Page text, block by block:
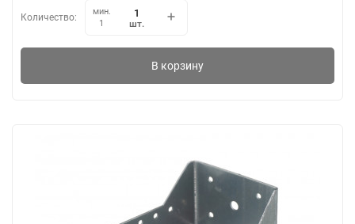
Количество:
мин.
1
шт.
В корзину